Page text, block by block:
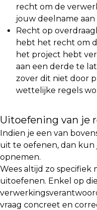
recht om de
jouw deelname
Recht op
hebt het recht om
het project hebt
aan een derde te
zover dit niet door
wettelijke regels
Uitoefening van je
Indien je een van
uit te oefenen, dan
opnemen.
Wees altijd zo specifiek
uitoefenen. Enkel op
vraag concreet en